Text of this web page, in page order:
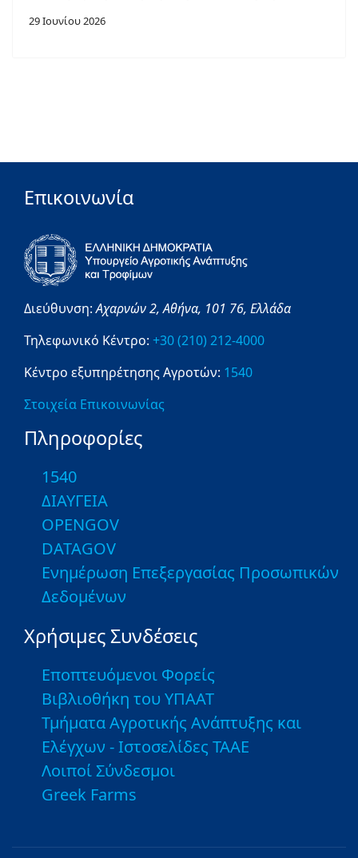
29 Ιουνίου 2026
Επικοινωνία
Διεύθυνση:Αχαρνών 2,Αθήνα, 101 76, Ελλάδα
Τηλεφωνικό Κέντρο: +30 (210) 212-4000
Κέντρο εξυπηρέτησης Αγροτών: 1540
Στοιχεία Επικοινωνίας
Πληροφορίες
1540
ΔΙΑΥΓΕΙΑ
OPENGOV
DATAGOV
Ενημέρωση Επεξεργασίας Προσωπικών
Δεδομένων
Χρήσιμες Συνδέσεις
Εποπτευόμενοι Φορείς
Βιβλιοθήκη του ΥΠΑΑΤ
Τμήματα Αγροτικής Ανάπτυξης και
Ελέγχων - Ιστοσελίδες ΤΑΑΕ
Λοιποί Σύνδεσμοι
Greek Farms